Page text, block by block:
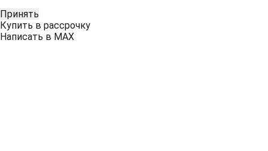
Принять
Купить в рассрочку
Написать в MAX